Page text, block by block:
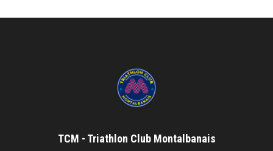
TCM - Triathlon Club Montalbanais